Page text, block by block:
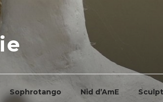
Sophrotango Nid d’AmE